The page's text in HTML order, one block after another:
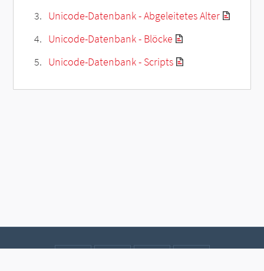
Unicode-Datenbank - Abgeleitetes Alter
Unicode-Datenbank - Blöcke
Unicode-Datenbank - Scripts